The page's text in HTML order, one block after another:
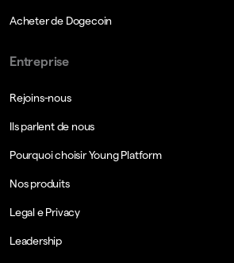
Acheter de Dogecoin
Entreprise
Rejoins-nous
Ils parlent de nous
Pourquoi choisir Young Platform
Nos produits
Legal e Privacy
Leadership